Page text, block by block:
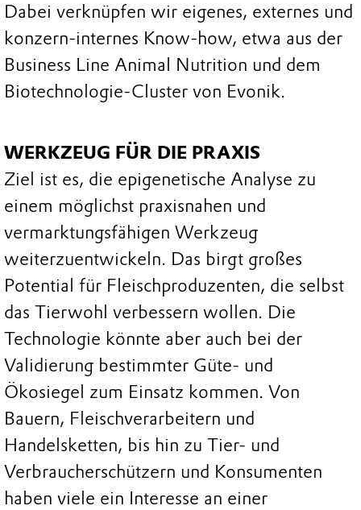
Dabei verknüpfen wir eigenes, externes und
konzern-internes Know-how, etwa aus der
Business Line Animal Nutrition und dem
Biotechnologie-Cluster von Evonik.
WERKZEUG FÜR DIE PRAXIS
Ziel ist es, die epigenetische Analyse zu
einem möglichst praxisnahen und
vermarktungsfähigen Werkzeug
weiterzuentwickeln. Das birgt großes
Potential für Fleischproduzenten, die selbst
das Tierwohl verbessern wollen. Die
Technologie könnte aber auch bei der
Validierung bestimmter Güte- und
Ökosiegel zum Einsatz kommen. Von
Bauern, Fleischverarbeitern und
Handelsketten, bis hin zu Tier- und
Verbraucherschützern und Konsumenten
haben viele ein Interesse an einer